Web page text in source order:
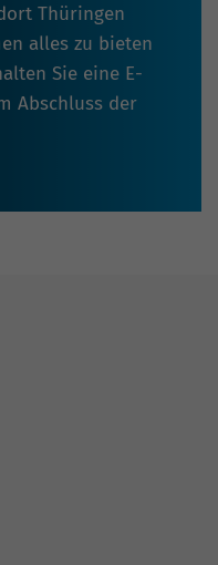
Thüringen
alles zu bieten
Sie eine E-
Abschluss der